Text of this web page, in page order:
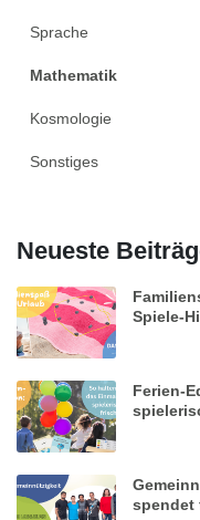
Sprache
Mathematik
Kosmologie
Sonstiges
Neueste
Spiele-
Ferien-
spendet